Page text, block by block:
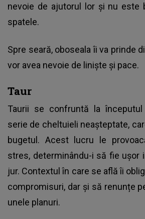
nevoie de ajutorul lor și nu este
spatele.
Spre seară, oboseala îi va prinde
vor avea nevoie de liniște și pace.
Taur
Taurii se confruntă la
serie de cheltuieli neașteptate,
bugetul. Acest lucru le
stres, determinându-i să fie ușor
jur. Contextul în care se află îi
compromisuri, dar și să renunțe
unele planuri.